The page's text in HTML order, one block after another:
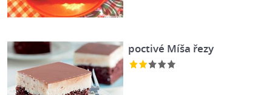
poctivé Míša řezy